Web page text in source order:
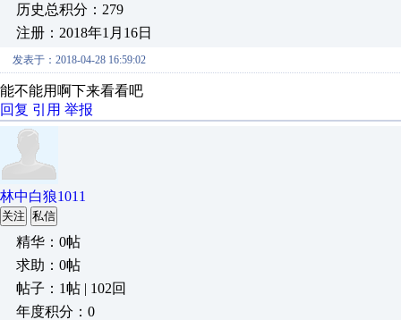
历史总积分：279
注册：2018年1月16日
发表于：2018-04-28 16:59:02
能不能用啊下来看看吧
回复 引用 举报
林中白狼1011
关注 私信
精华：0帖
求助：0帖
帖子：1帖 | 102回
年度积分：0